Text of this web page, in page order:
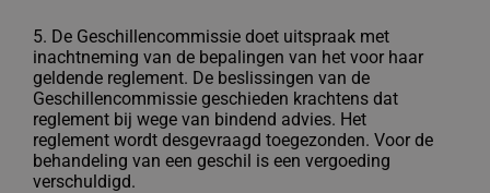
5. De Geschillencommissie doet uitspraak met
inachtneming van de bepalingen van het voor haar
geldende reglement. De beslissingen van de
Geschillencommissie geschieden krachtens dat
reglement bij wege van bindend advies. Het
reglement wordt desgevraagd toegezonden. Voor de
behandeling van een geschil is een vergoeding
verschuldigd.